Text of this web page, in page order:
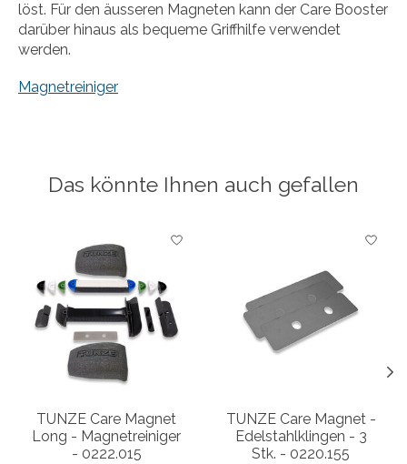
löst. Für den äusseren Magneten kann der Care Booster
darüber hinaus als bequeme Griffhilfe verwendet
werden.
Magnetreiniger
Das könnte Ihnen auch gefallen
Produkt-Karussell-Artikel
TUNZE Care Magnet
Long - Magnetreiniger
- 0222.015
TUNZE Care Magnet -
Edelstahlklingen - 3
Stk. - 0220.155